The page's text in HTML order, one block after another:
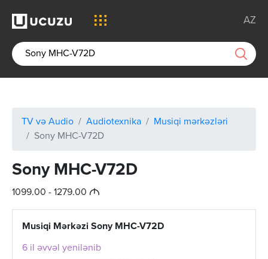
AZ
TV və Audio Audiotexnika
Musiqi mərkəzləri
Sony MHC-V72D
Sony MHC-V72D
1099.00 - 1279.00 M
Musiqi Mərkəzi Sony MHC-V72D
6 il əvvəl yenilənib